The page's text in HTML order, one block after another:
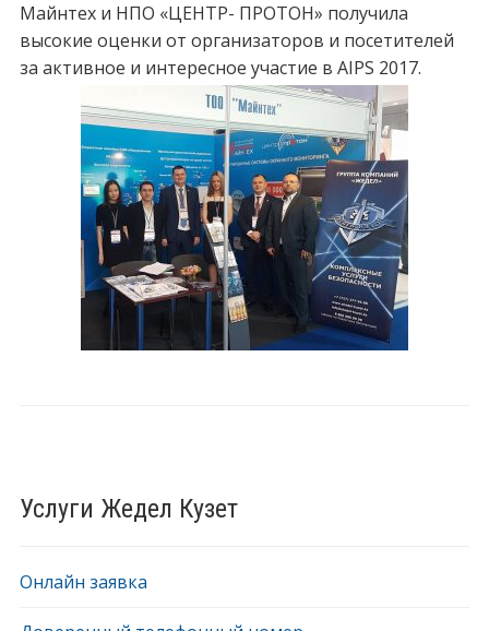
Услуги Жедел Кузет
Онлайн заявка
Майнтех и НПО «ЦЕНТР- ПРОТОН» получила
высокие оценки от организаторов и посетителей
за активное и интересное участие в AIPS 2017.